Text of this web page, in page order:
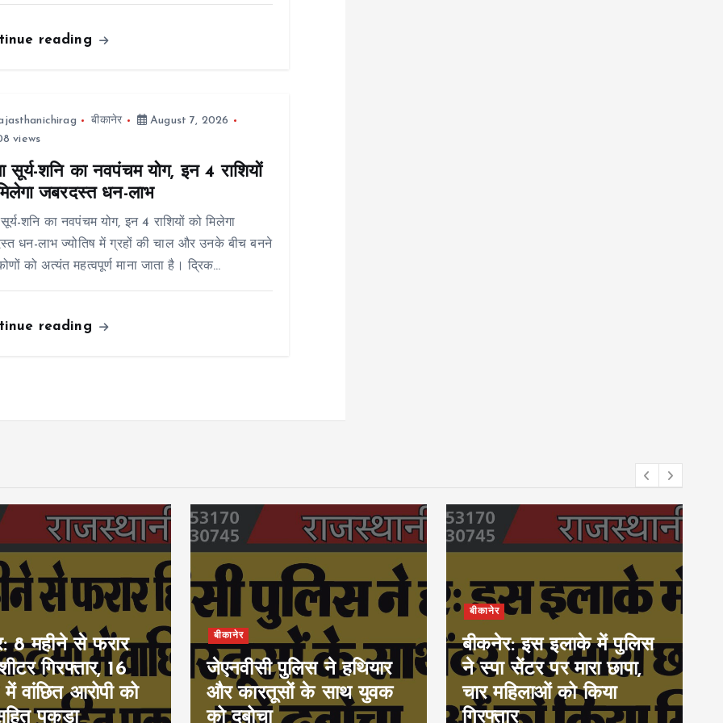
reading
बीकानेर
August 7, 2026
views
सूर्य-शनि का नवपंचम योग, इन 4 राशियों
जबरदस्त धन-लाभ
शनि का नवपंचम योग, इन 4 राशियों को मिलेगा
धन-लाभ ज्योतिष में ग्रहों की चाल और उनके बीच बनने
को अत्यंत महत्वपूर्ण माना जाता है। द्रिक…
reading
8 महीने से फरार
गिरफ्तार, 16
वांछित आरोपी को
पकड़ा
बीकानेर
जेएनवीसी पुलिस ने हथियार
और कारतूसों के साथ युवक
को दबोचा
बीकानेर
बीकनेर: इस इलाके में पुलिस
ने स्पा सेंटर पर मारा छापा,
चार महिलाओं को किया
गिरफ्तार